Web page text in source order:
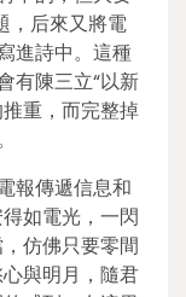
，后來又將電
進詩中。這種
有陳三立“以新
重，而完整掉
報傳遞信息和
如電光，一閃
仿佛只要零間
與明月，隨君